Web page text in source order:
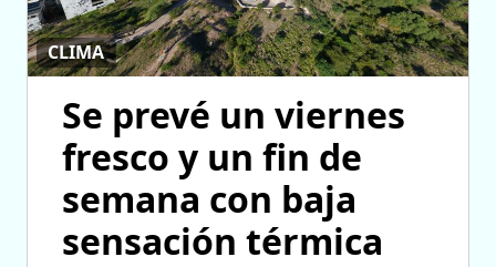
CLIMA
Se prevé un viernes
fresco y un fin de
semana con baja
sensación térmica